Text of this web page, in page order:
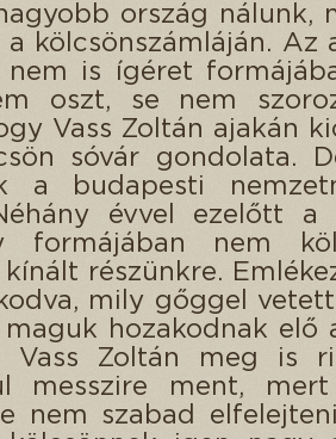
ország nálunk,
kölcsönszámláján. Az
is ígéret
oszt, se nem
Vass Zoltán ajakán
sóvár gondolata.
a budapesti
évvel ezelőtt a
formájában nem
részünkre.
mily gőggel
hozakodnak elő
Vass Zoltán meg is
messzire ment, mert
nem szabad